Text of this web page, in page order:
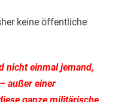
keine öffentliche
nicht einmal jemand,
außer einer